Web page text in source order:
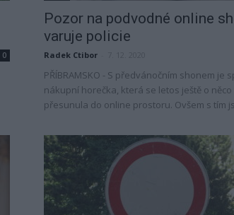
0
Pozor na podvodné online
varuje policie
Radek Ctibor
PŘÍBRAMSKO - S předvánočním shonem je
nákupní horečka, která se letos ještě o něco
přesunula do online prostoru. Ovšem s tím